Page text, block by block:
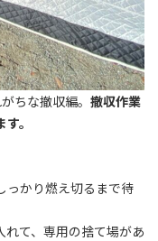
ちな撤収編。 撤収作業
。
っかり燃え切るまで待
れて、専用の捨て場があ